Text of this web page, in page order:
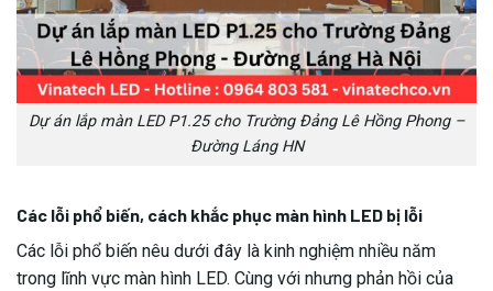
Dự án lắp màn LED P1.25 cho Trường Đảng Lê Hồng Phong –
Đường Láng HN
Các lỗi phổ biến, cách khắc phục màn hình LED bị lỗi
Các lỗi phổ biến nêu dưới đây là kinh nghiệm nhiều năm
trong lĩnh vực màn hình LED. Cùng với nhưng phản hồi của